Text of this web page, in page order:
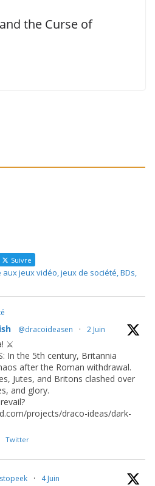
the Curse of
Suivre
jeux vidéo, jeux de société, BDs,
@dracoideasen · 2 Juin
⚔️
In the 5th century, Britannia
after the Roman withdrawal.
Jutes, and Britons clashed over
and glory.
projects/draco-ideas/dark-
Twitter
· 4 Juin